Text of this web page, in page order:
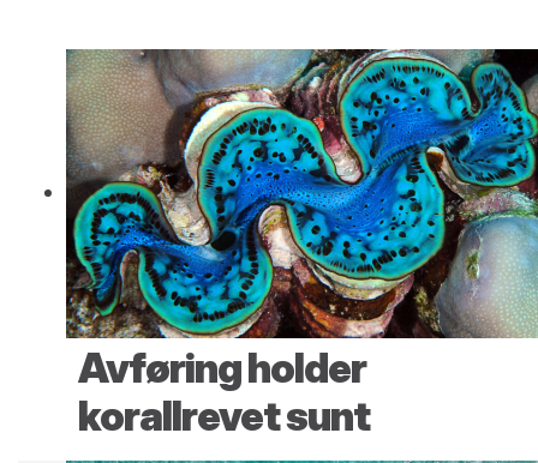
Avføring holder
korallrevet sunt